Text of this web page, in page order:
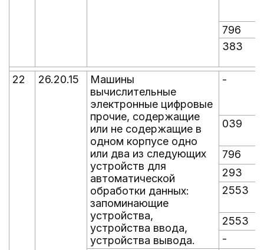
796
383
22 26.20.15
Машины
вычислительные
электронные цифровые
прочие, содержащие
или не содержащие в
одном корпусе одно
или два из следующих
устройств для
автоматической
обработки данных:
запоминающие
устройства,
устройства ввода,
устройства вывода.
-
039
796
293
2553
2553
-